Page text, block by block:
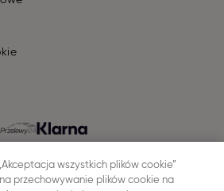
wszystkich plików cookie”
przechowywanie plików cookie na